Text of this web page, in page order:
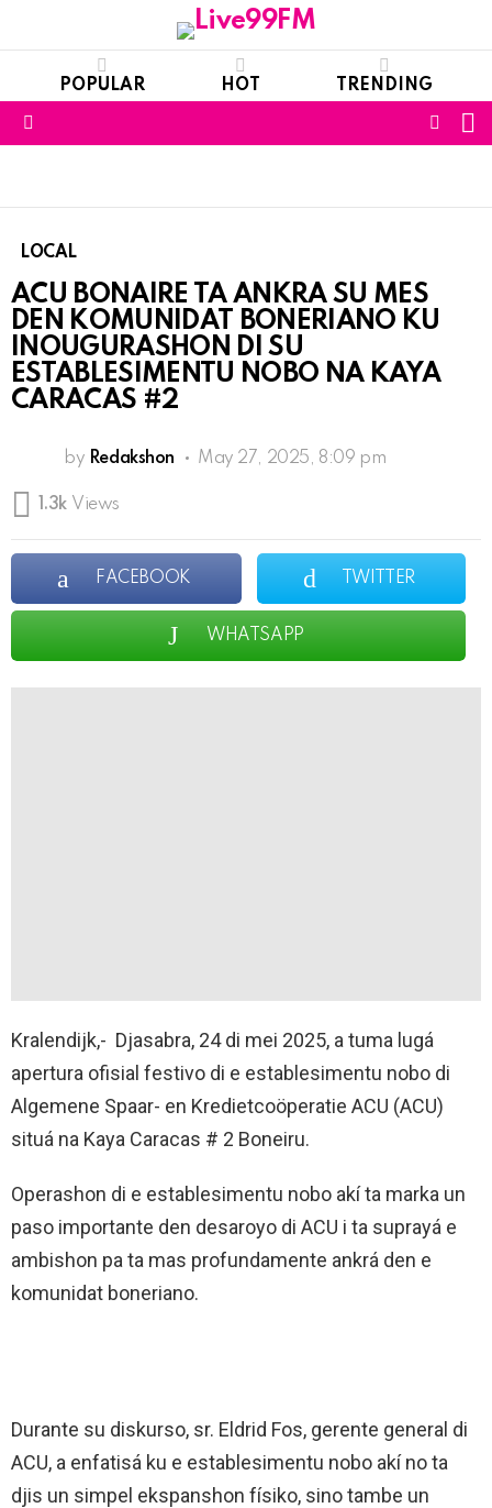
POPULAR HOT TRENDING
LOCAL
ACU BONAIRE TA ANKRA SU MES
DEN KOMUNIDAT BONERIANO KU
INOUGURASHON DI SU
ESTABLESIMENTU NOBO NA KAYA
CARACAS #2
by Redakshon May 27, 2025, 8:09 pm
1.3k Views
FACEBOOK TWITTER
WHATSAPP
Kralendijk,- Djasabra, 24 di mei 2025, a tuma lugá
apertura ofisial festivo di e establesimentu nobo di
Algemene Spaar- en Kredietcoöperatie ACU (ACU)
situá na Kaya Caracas # 2 Boneiru.
Operashon di e establesimentu nobo akí ta marka un
paso importante den desaroyo di ACU i ta suprayá e
ambishon pa ta mas profundamente ankrá den e
komunidat boneriano.
Durante su diskurso, sr. Eldrid Fos, gerente general di
ACU, a enfatisá ku e establesimentu nobo akí no ta
djis un simpel ekspanshon físiko, sino tambe un